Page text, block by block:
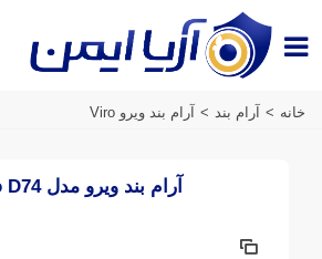
خانه > آرام بند > آرام بند ویرو Viro
آرام بند ویرو مدل Viro D74